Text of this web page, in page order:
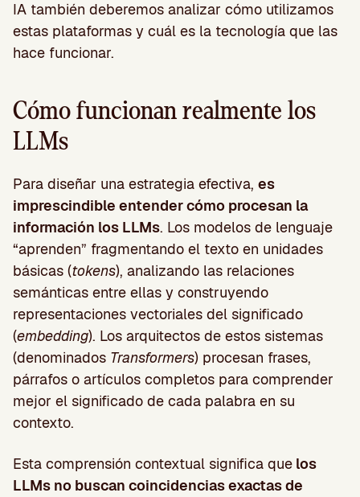
IA también deberemos analizar cómo utilizamos
estas plataformas y cuál es la tecnología que las
hace funcionar.
Cómo funcionan realmente los
LLMs
Para diseñar una estrategia efectiva, es
imprescindible entender cómo procesan la
información los LLMs. Los modelos de lenguaje
“aprenden” fragmentando el texto en unidades
básicas (tokens), analizando las relaciones
semánticas entre ellas y construyendo
representaciones vectoriales del significado
(embedding). Los arquitectos de estos sistemas
(denominados Transformers) procesan frases,
párrafos o artículos completos para comprender
mejor el significado de cada palabra en su
contexto.
Esta comprensión contextual significa que los
LLMs no buscan coincidencias exactas de